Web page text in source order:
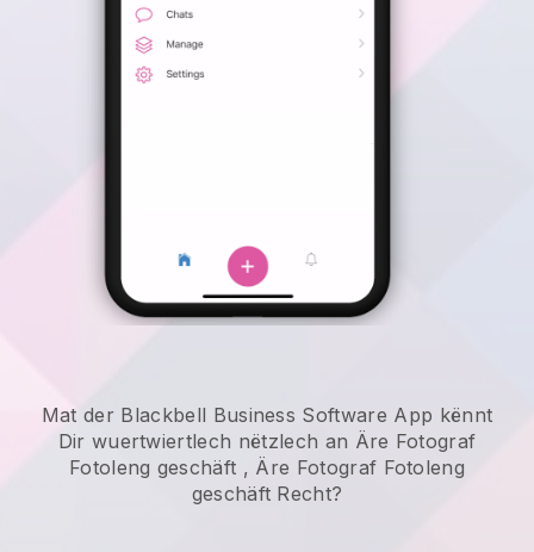
Mat der Blackbell Business Software App kënnt
Dir wuertwiertlech nëtzlech an Äre Fotograf
Fotoleng geschäft , Äre Fotograf Fotoleng
geschäft Recht?